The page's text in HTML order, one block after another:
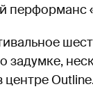
перформанс
задумке,
центре